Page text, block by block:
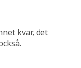
kvar, det